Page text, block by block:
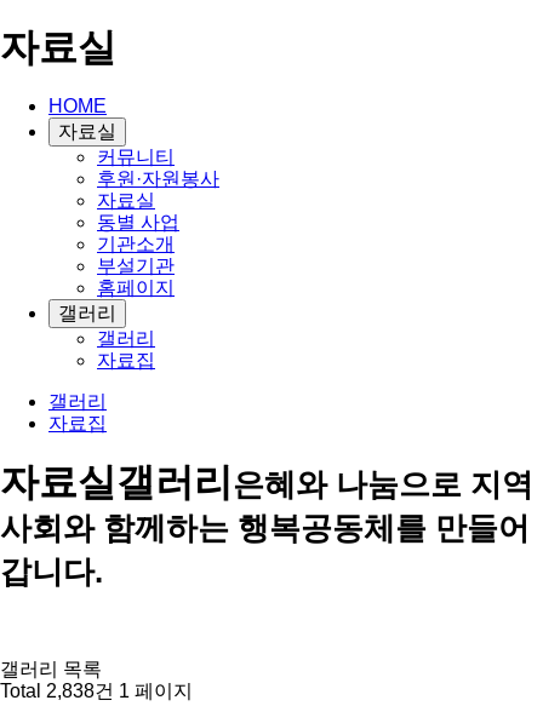
자료실
HOME
자료실
커뮤니티
후원·자원봉사
자료실
동별 사업
기관소개
부설기관
홈페이지
갤러리
갤러리
자료집
갤러리
자료집
자료실갤러리은혜와 나눔으로 지역
사회와 함께하는 행복공동체를 만들어
갑니다.
갤러리 목록
Total 2,838건 1 페이지